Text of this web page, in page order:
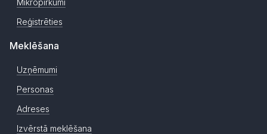
Mikropirkumi
Reģistrēties
Meklēšana
Uzņēmumi
Personas
Adreses
Izvērstā meklēšana